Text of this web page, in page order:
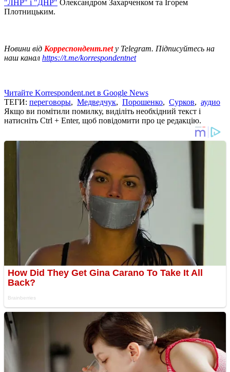
"ЛНР" і "ДНР" Олександром Захарченком та Ігорем
Плотницьким.
Новини від Корреспондент.netу Telegram. Підписуйтесь на
наш канал https://t.me/korrespondentnet
Читайте Korrespondent.net в Google News
ТЕГИ: переговоры, Медведчук, Порошенко, Сурков, аудио
Якщо ви помітили помилку, виділіть необхідний текст і
натисніть Ctrl + Enter, щоб повідомити про це редакцію.